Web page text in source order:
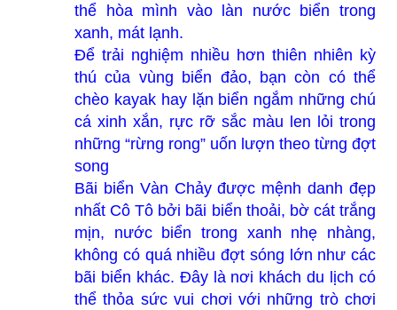
thể hòa mình vào làn nước biển trong
xanh, mát lạnh.
Để trải nghiệm nhiều hơn thiên nhiên kỳ
thú của vùng biển đảo, bạn còn có thể
chèo kayak hay lặn biển ngắm những chú
cá xinh xắn, rực rỡ sắc màu len lỏi trong
những “rừng rong” uốn lượn theo từng đợt
song
Bãi biển Vàn Chảy được mệnh danh đẹp
nhất Cô Tô bởi bãi biển thoải, bờ cát trắng
mịn, nước biển trong xanh nhẹ nhàng,
không có quá nhiều đợt sóng lớn như các
bãi biển khác. Đây là nơi khách du lịch có
thể thỏa sức vui chơi với những trò chơi